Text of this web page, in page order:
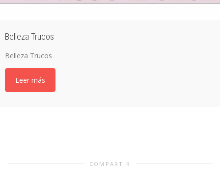
Belleza Trucos
Belleza Trucos
Leer más
COMPARTIR